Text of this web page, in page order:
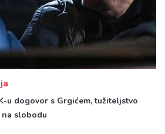
u dogovor s Grgićem, tužiteljstvo
slobodu